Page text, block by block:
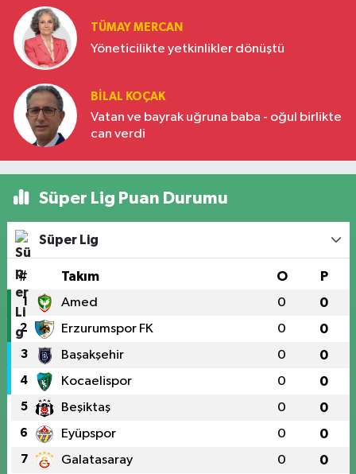
TÜMAY MERCAN
Yöneticilikte yetkinlikler dönüştü
BILAL KOÇAK
Vatan ve bayrak uğruna baba - oğul birlikte
can verdi
Süper Lig Puan Durumu
Süper Lig
# Takım O P
1 Amed 0 0
2 Erzurumspor FK 0 0
3 Başakşehir 0 0
4 Kocaelispor 0 0
5 Beşiktaş 0 0
6 Eyüpspor 0 0
7 Galatasaray 0 0